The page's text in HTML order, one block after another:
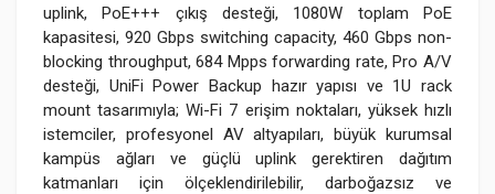
uplink, PoE+++ çıkış desteği, 1080W toplam PoE
kapasitesi, 920 Gbps switching capacity, 460 Gbps non-
blocking throughput, 684 Mpps forwarding rate, Pro A/V
desteği, UniFi Power Backup hazır yapısı ve 1U rack
mount tasarımıyla; Wi-Fi 7 erişim noktaları, yüksek hızlı
istemciler, profesyonel AV altyapıları, büyük kurumsal
kampüs ağları ve güçlü uplink gerektiren dağıtım
katmanları için ölçeklendirilebilir, darboğazsız ve